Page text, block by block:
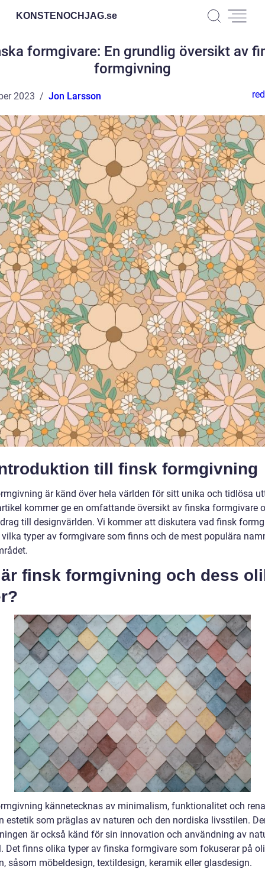
KONSTENOCHJAG.se
formgivare: En grundlig översikt av
formgivning
2023 Jon Larsson
till finsk formgivning
är känd över hela världen för sitt unika och tidlösa
kommer ge en omfattande översikt av finska formgivare
till designvärlden. Vi kommer att diskutera vad finsk
vilka typer av formgivare som finns och de mest populära
är finsk formgivning och dess
kännetecknas av minimalism, funktionalitet och
estetik som präglas av naturen och den nordiska livsstilen.
är också känd för sin innovation och användning av
Det finns olika typer av finska formgivare som fokuserar på
såsom möbeldesign, textildesign, keramik eller glasdesign.